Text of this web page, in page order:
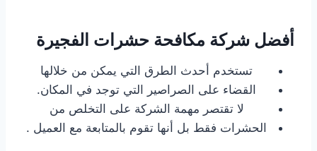
أفضل شركة مكافحة حشرات الفجيرة
تستخدم أحدث الطرق التي يمكن من خلالها
القضاء على الصراصير التي توجد في المكان.
لا تقتصر مهمة الشركة على التخلص من
الحشرات فقط بل أنها تقوم بالمتابعة مع العميل .